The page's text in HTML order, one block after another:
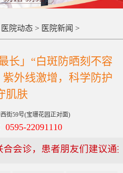
医院动态 > 医院新闻 >
长」“白斑防晒刻不容
外线激增，科学防护
肌肤
街59号(宝珊花园正对面)
0595-22091110
合会诊，患者朋友们建议通